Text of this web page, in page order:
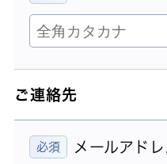
ご連絡先
メールアドレ